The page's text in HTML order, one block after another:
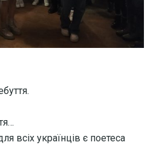
всіх українців є поетеса